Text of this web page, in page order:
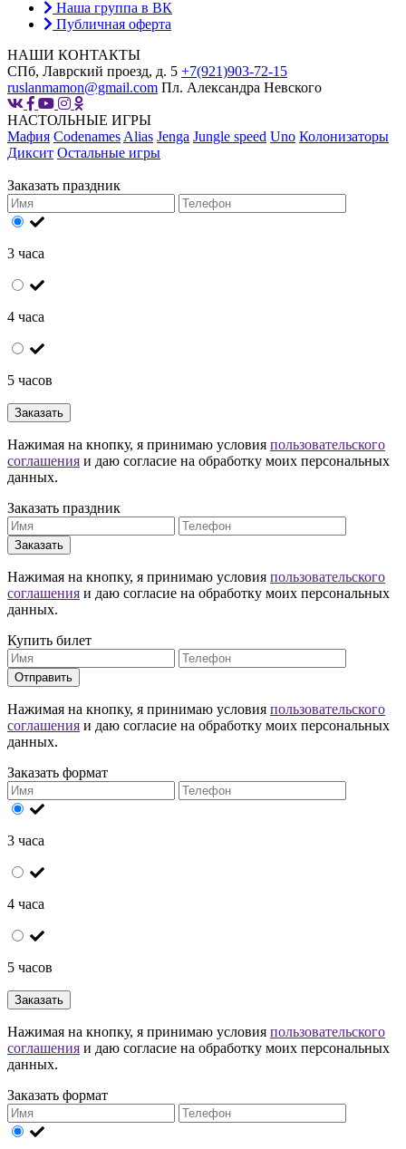
Наша группа в ВК
Публичная оферта
НАШИ КОНТАКТЫ
СПб, Лаврский проезд, д. 5 +7(921)903-72-15
ruslanmamon@gmail.com Пл. Александра Невского
НАСТОЛЬНЫЕ ИГРЫ
Мафия Codenames Alias Jenga Jungle speed Uno Колонизаторы
Диксит Остальные игры
Заказать праздник
3 часа
4 часа
5 часов
Заказать
Нажимая на кнопку, я принимаю условия пользовательского
соглашения и даю согласие на обработку моих персональных
данных.
Заказать праздник
Заказать
Нажимая на кнопку, я принимаю условия пользовательского
соглашения и даю согласие на обработку моих персональных
данных.
Купить билет
Отправить
Нажимая на кнопку, я принимаю условия пользовательского
соглашения и даю согласие на обработку моих персональных
данных.
Заказать формат
3 часа
4 часа
5 часов
Заказать
Нажимая на кнопку, я принимаю условия пользовательского
соглашения и даю согласие на обработку моих персональных
данных.
Заказать формат